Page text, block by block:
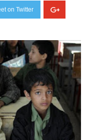
on Twitter